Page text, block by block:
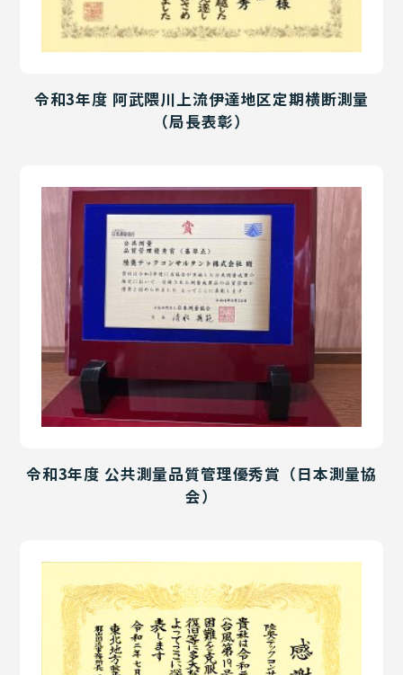
令和3年度 阿武隈川上流伊達地区定期横断測量
（局長表彰）
令和3年度 公共測量品質管理優秀賞（日本測量協
会）